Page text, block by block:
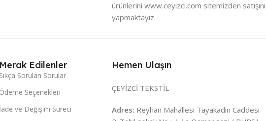
ürünlerini www.ceyizci.com sitemizden satışını
yapmaktayız.
Merak Edilenler
Sıkça Sorulan Sorular
Ödeme Seçenekleri
İade ve Değişim Süreci
Hemen Ulaşın
ÇEYİZCİ TEKSTİL
Adres: Reyhan Mahallesi Tayakadın Caddesi